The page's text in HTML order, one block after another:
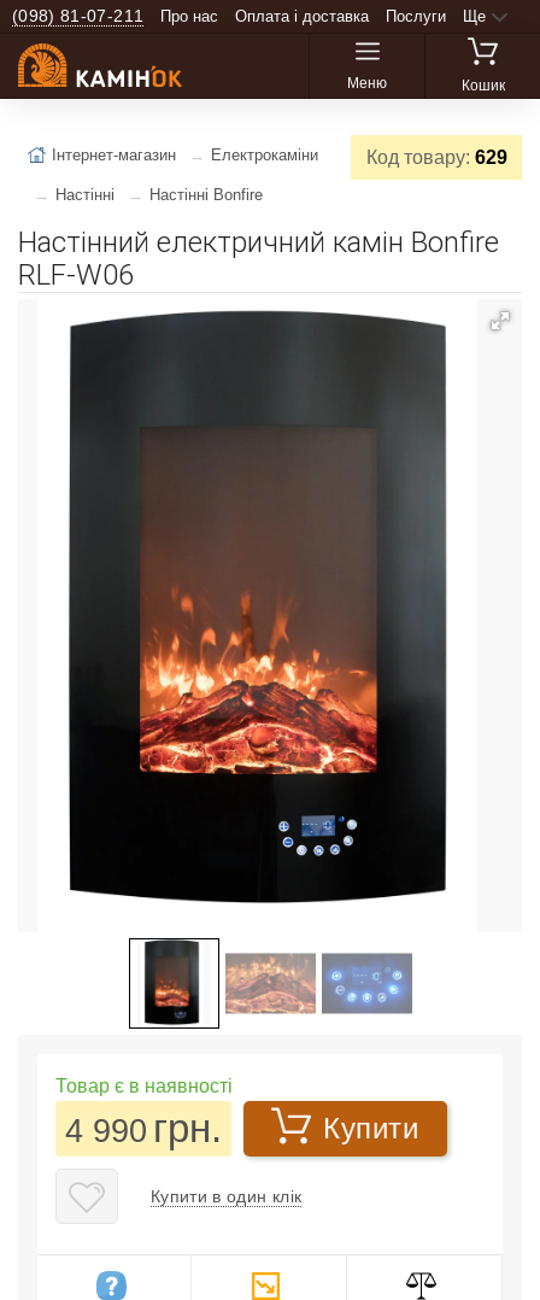
(098) 81-07-211 Про нас Оплата і доставка Послуги Ще
Меню Кошик
Код товару: 629
Інтернет-магазин Електрокаміни
Настінні Настінні Bonfire
Настінний електричний камін Bonfire
RLF-W06
Товар є в наявності
4 990 грн. Купити
Купити в один клік